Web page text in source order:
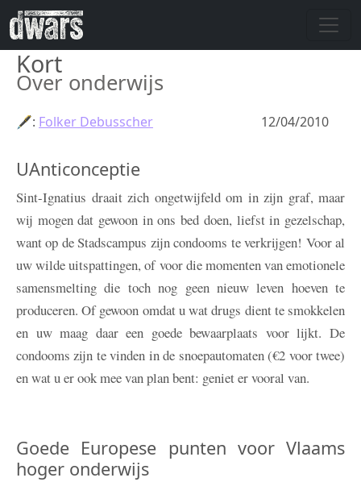
Skip to main content
Kort
Over onderwijs
12/04/2010
🖋: Folker Debusscher
UAnticonceptie
Sint-Ignatius draait zich ongetwijfeld om in zijn graf, maar
wij mogen dat gewoon in ons bed doen, liefst in gezelschap,
want op de Stadscampus zijn condooms te verkrijgen! Voor al
uw wilde uitspattingen, of voor die momenten van emotionele
samensmelting die toch nog geen nieuw leven hoeven te
produceren. Of gewoon omdat u wat drugs dient te smokkelen
en uw maag daar een goede bewaarplaats voor lijkt. De
condooms zijn te vinden in de snoepautomaten (€2 voor twee)
en wat u er ook mee van plan bent: geniet er vooral van.
Goede Europese punten voor Vlaams
hoger onderwijs